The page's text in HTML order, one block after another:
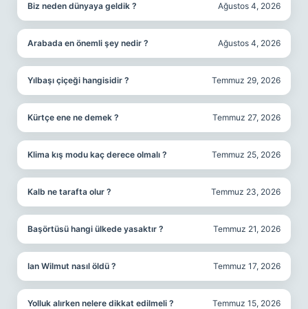
Biz neden dünyaya geldik ? Ağustos 4, 2026
Arabada en önemli şey nedir ? Ağustos 4, 2026
Yılbaşı çiçeği hangisidir ? Temmuz 29, 2026
Kürtçe ene ne demek ? Temmuz 27, 2026
Klima kış modu kaç derece olmalı ? Temmuz 25, 2026
Kalb ne tarafta olur ? Temmuz 23, 2026
Başörtüsü hangi ülkede yasaktır ? Temmuz 21, 2026
Ian Wilmut nasıl öldü ? Temmuz 17, 2026
Yolluk alırken nelere dikkat edilmeli ? Temmuz 15, 2026